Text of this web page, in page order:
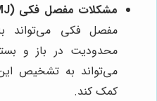
مشکلات مفصل فکی (TMJ) را تشخیص دهند:
مفصل فکی می‌تواند
محدودیت در باز و
می‌تواند به تشخیص
کمک کند.